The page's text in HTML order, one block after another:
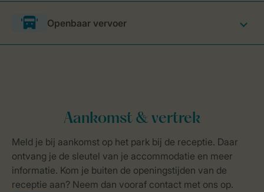
Openbaar vervoer